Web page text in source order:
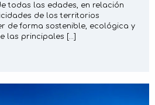
todas las edades, en relación
de los territorios
de forma sostenible, ecológica y
las principales […]